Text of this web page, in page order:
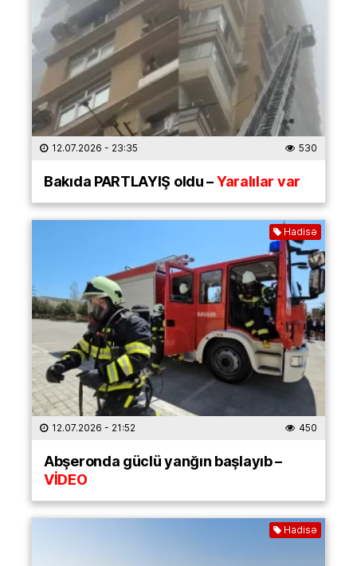
12.07.2026 - 23:35 530
Bakıda PARTLAYIŞ oldu –Yaralılar var
Hadisə
12.07.2026 - 21:52 450
Abşeronda güclü yanğın başlayıb –
VİDEO
Hadisə